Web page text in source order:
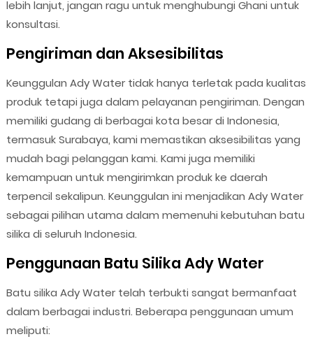
lebih lanjut, jangan ragu untuk menghubungi Ghani untuk
konsultasi.
Pengiriman dan Aksesibilitas
Keunggulan Ady Water tidak hanya terletak pada kualitas
produk tetapi juga dalam pelayanan pengiriman. Dengan
memiliki gudang di berbagai kota besar di Indonesia,
termasuk Surabaya, kami memastikan aksesibilitas yang
mudah bagi pelanggan kami. Kami juga memiliki
kemampuan untuk mengirimkan produk ke daerah
terpencil sekalipun. Keunggulan ini menjadikan Ady Water
sebagai pilihan utama dalam memenuhi kebutuhan batu
silika di seluruh Indonesia.
Penggunaan Batu Silika Ady Water
Batu silika Ady Water telah terbukti sangat bermanfaat
dalam berbagai industri. Beberapa penggunaan umum
meliputi: